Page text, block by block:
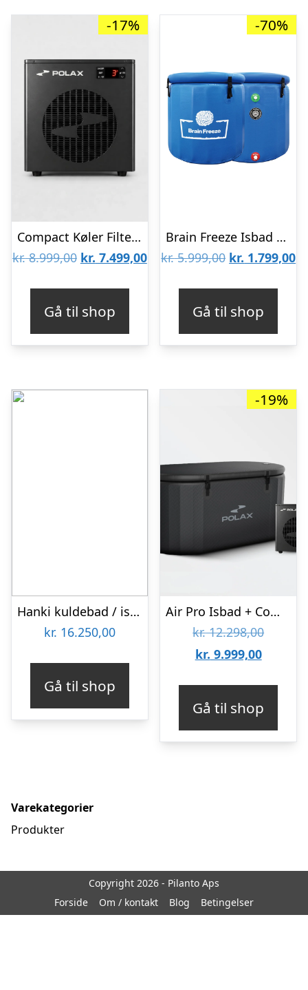
-17%
Compact Køler Filter+
kr.8.999,00 Den
kr. 8.999,00.
kr. 7.499,00Den
kr. 7.499,00.
Gå til shop
-70%
Brain Freeze Isbad Pro
kr.5.999,00 Den
kr. 5.999,00.
kr. 1.799,00
Gå til shop
Hanki kuldebad / isbad (Pool)
kr. 16.250,00
Gå til shop
-19%
Air Pro Isbad + Compact Køler Filter+
kr.12.298,00Den
kr. 9.999,00Den
kr.
Gå til shop
Varekategorier
Produkter
Copyright 2026 - Pilanto Aps
Forside
Om / kontakt Blog Betingelser